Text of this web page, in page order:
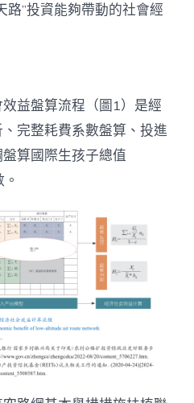
路”投資能夠帶動的社會經
益盤算流程（圖1）是經
完整耗費系數盤算、投進
算國際生孩子總值